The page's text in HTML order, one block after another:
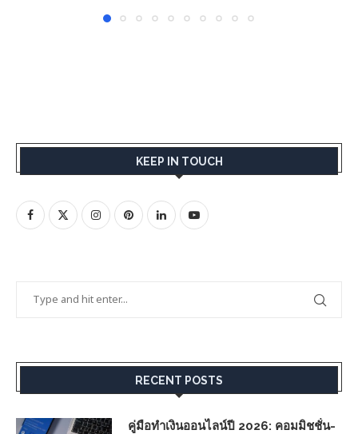
KEEP IN TOUCH
RECENT POSTS
คู่มือทำเงินออนไลน์ปี 2026: คอมมิชชั่น-